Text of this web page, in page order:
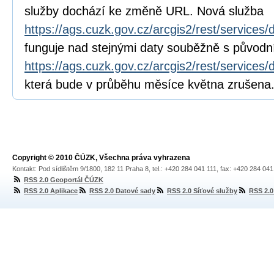
služby dochází ke změně URL. Nová služba
https://ags.cuzk.gov.cz/arcgis2/rest/services/
funguje nad stejnými daty souběžně s
https://ags.cuzk.gov.cz/arcgis2/rest/
která bude v průběhu měsíce května zrušena.
Copyright © 2010 ČÚZK, Všechna práva vyhrazena
Kontakt: Pod sídlištěm 9/1800, 182 11 Praha 8, tel.: +420 284 041 111, fax: +420 284
RSS 2.0 Geoportál ČÚZK
RSS 2.0 Aplikace
RSS 2.0 Datové sady RSS 2.0 Síťové služby RSS